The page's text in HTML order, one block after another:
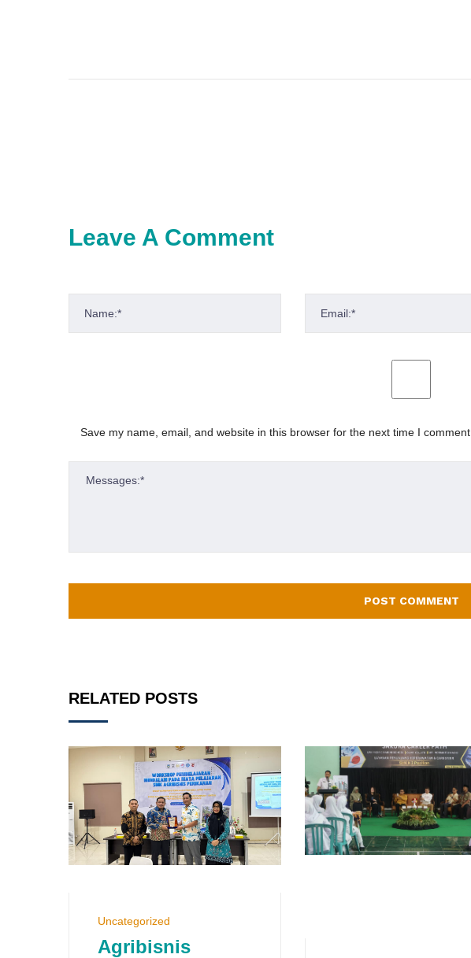
Leave A Comment
Save my name, email, and website in this browser for the next time I comment.
RELATED POSTS
Uncategorized
Agribisnis